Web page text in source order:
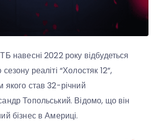
навесні 2022 року відбудеться
реаліті “Холостяк 12”,
якого став 32-річний
Топольський. Відомо, що він
бізнес в Америці.